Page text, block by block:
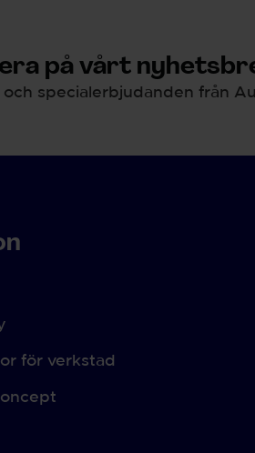
på vårt
och specialerbjudanden från
för verkstad